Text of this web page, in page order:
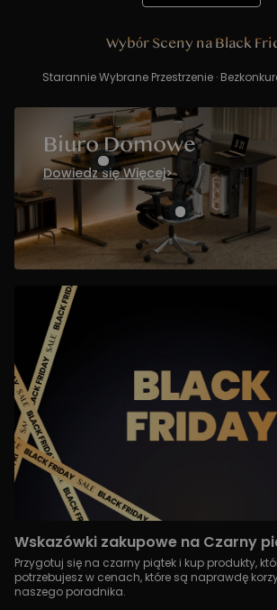
Wybór Sceny na Black
Starannie Wybrane Przestrzenie ·
Biuro Domowe
Dowiedz się Więcej>
Wskazówki zakupowe na Czarny
Przygotuj się na czarny piątek i kup produkty,
potrzebujesz w cenach, które są naprawdę
naszego poradnika.